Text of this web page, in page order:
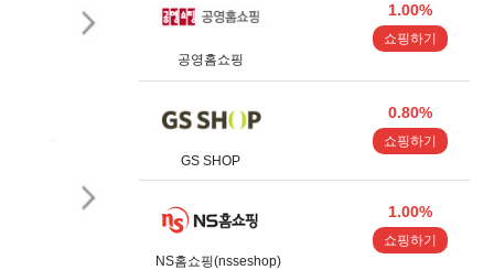
공영홈쇼핑
1.00%
쇼핑하기
GS SHOP
0.80%
쇼핑하기
NS홈쇼핑(nsseshop)
1.00%
쇼핑하기